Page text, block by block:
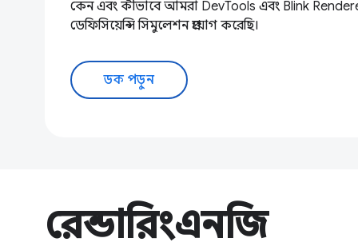
কেন এবং কীভাবে আমরা DevTools এবং Blink
ডেফিসিয়েন্সি সিমুলেশন প্রয়োগ করেছি।
ডক পড়ুন
রেন্ডারিংএনজি